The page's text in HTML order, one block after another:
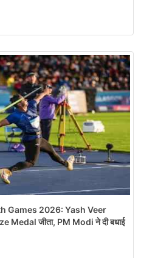
Games 2026: Yash Veer
जीता, PM Modi ने दी बधाई